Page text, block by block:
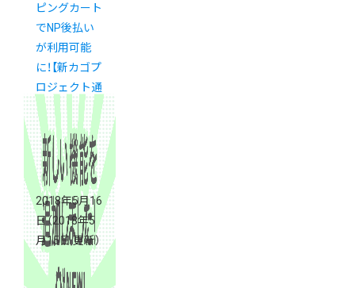
ピングカート
でNP後払い
が利用可能
に！【新カゴプ
ロジェクト通
信 Vol.12】
2018年5月16
日（2018年5
月15日 更新）